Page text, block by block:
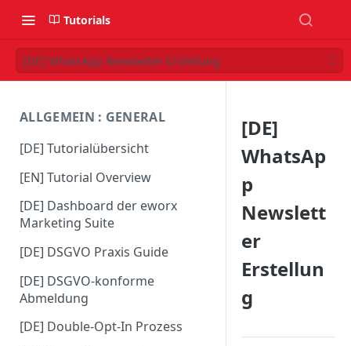
Tutorials
[DE] WhatsApp Newsletter Erstellung
ALLGEMEIN : GENERAL
[DE] Tutorialübersicht
[EN] Tutorial Overview
[DE] Dashboard der eworx
Marketing Suite
[DE] DSGVO Praxis Guide
[DE] DSGVO-konforme
Abmeldung
[DE] Double-Opt-In Prozess
[DE]
WhatsAp
p
Newslett
er
Erstellun
g